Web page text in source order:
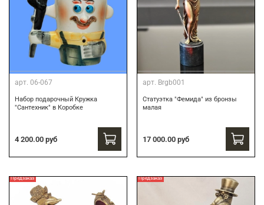
арт. 06-067
Набор подарочный Кружка
"Сантехник" в Коробке
4 200.00 руб
арт. Brgb001
Статуэтка "Фемида" из бронзы
малая
17 000.00 руб
Предзаказ Предзаказ